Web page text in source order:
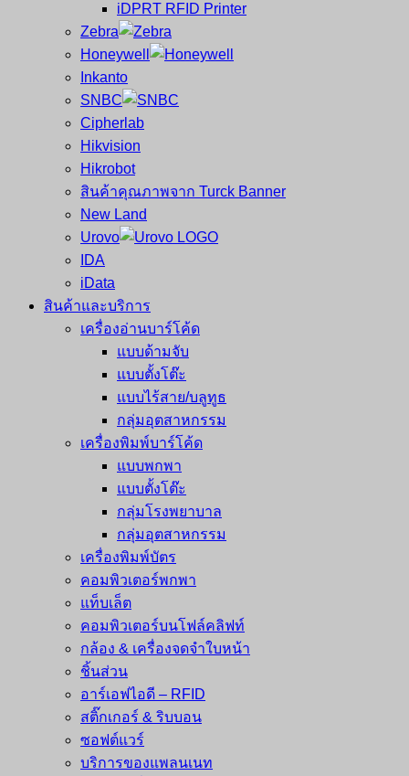
iDPRT RFID Printer
Zebra
Honeywell
Inkanto
SNBC
Cipherlab
Hikvision
Hikrobot
สินค้าคุณภาพจาก Turck Banner
New Land
Urovo
IDA
iData
สินค้าและบริการ
เครื่องอ่านบาร์โค้ด
แบบด้ามจับ
แบบตั้งโต๊ะ
แบบไร้สาย/บลูทูธ
กลุ่มอุตสาหกรรม
เครื่องพิมพ์บาร์โค้ด
แบบพกพา
แบบตั้งโต๊ะ
กลุ่มโรงพยาบาล
กลุ่มอุตสาหกรรม
เครื่องพิมพ์บัตร
คอมพิวเตอร์พกพา
แท็บเล็ต
คอมพิวเตอร์บนโฟล์คลิฟท์
กล้อง & เครื่องจดจำใบหน้า
ชิ้นส่วน
อาร์เอฟไอดี – RFID
สติ๊กเกอร์ & ริบบอน
ซอฟต์แวร์
บริการของแพลนเนท